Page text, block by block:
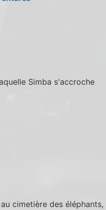
Simba s'accroche
cimetière des éléphants,